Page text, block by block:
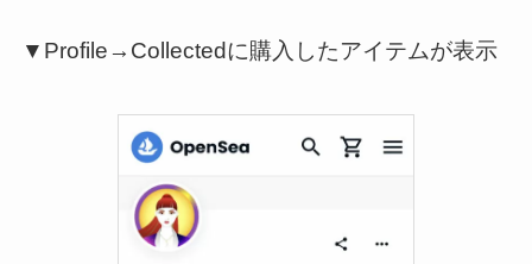
▼Profile→Collectedに購入したアイテムが表示